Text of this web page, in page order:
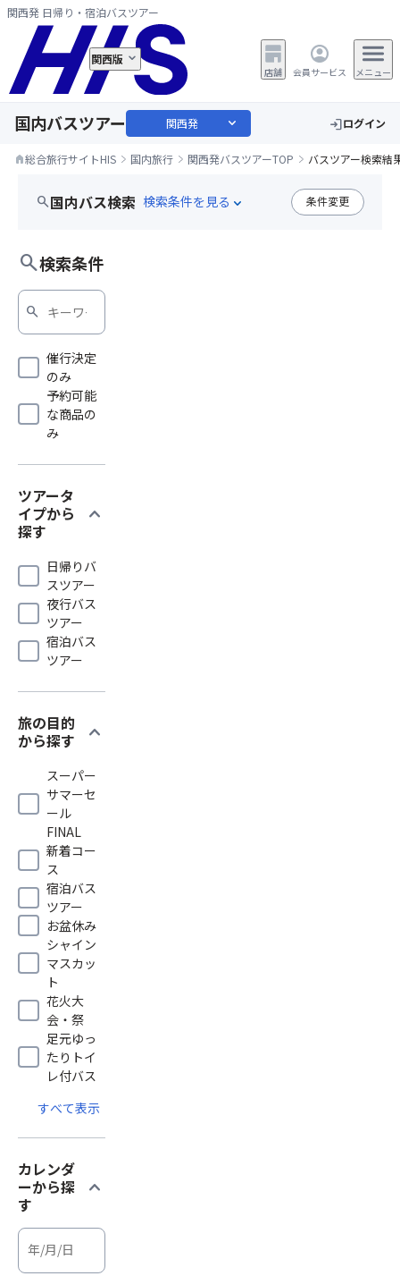
関西発 日帰り・宿泊バスツアー
関西版
店舗 会員サービス メニュー
国内バスツアー 関西発 expand_more loginログイン
home総合旅行サイトHIS 国内旅行 関西発バスツアーTOP バスツアー検索結
search国内バス検索 expand_more 条件変更
search検索条件
search
催行決定
のみ
予約可能
な商品の
み
ツアータ
イプから
探す
expand_more
日帰りバ
スツアー
夜行バス
ツアー
宿泊バス
ツアー
旅の目的
から探す
expand_more
スーパー
サマーセ
ール
FINAL
新着コー
ス
宿泊バス
ツアー
お盆休み
シャイン
マスカッ
ト
花火大
会・祭
足元ゆっ
たりトイ
レ付バス
すべて表示
カレンダ
ーから探
す
expand_more